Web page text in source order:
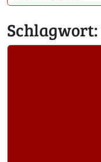
Schlagwort: